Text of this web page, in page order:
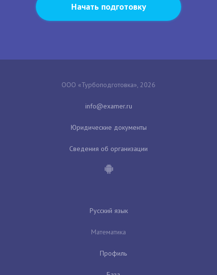
Начать подготовку
ООО «Турбоподготовка», 2026
Юридические документы
Сведения об организации
Русский язык
Математика
Профиль